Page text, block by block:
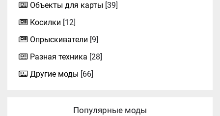
Объекты для карты [39]
Косилки [12]
Опрыскиватели [9]
Разная техника [28]
Другие моды [66]
Популярные моды